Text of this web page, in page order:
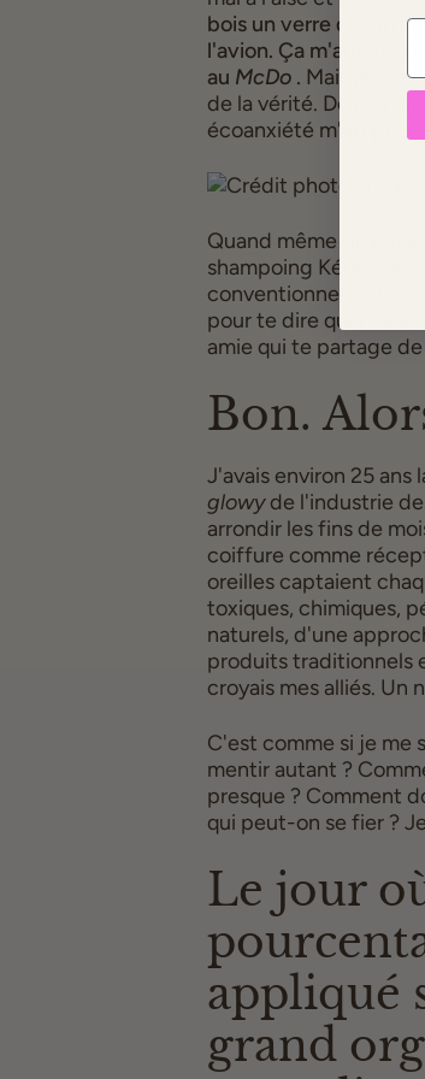
bois un verre de vin
l'avion. Ça m'arrive -
au McDo . Mais je
de la vérité. De mon
écoanxiété
Quand même bien
shampoing Kérastase,
conventionnels que je
pour te dire quoi faire,
amie qui te partage
Bon.
J'avais environ 25
glowyde l'industrie
arrondir les fins de
coiffure comme
oreilles captaient
toxiques, chimiques,
naturels, d'une
produits traditionnels
croyais mes alliés. Un
C'est comme si je me
mentir autant ?
presque ? Comment
qui peut-on se fier ?
Le jour
appliqué
grand